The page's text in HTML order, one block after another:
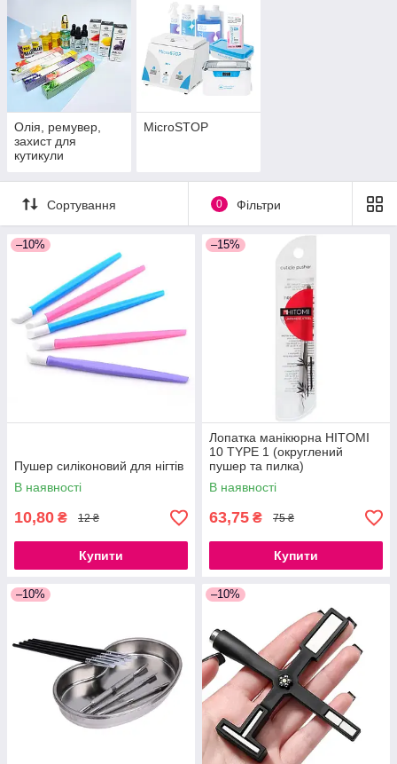
Олія, ремувер,
захист для
кутикули
MicroSTOP
Сортування 0 Фільтри
–10%
Пушер силіконовий для нігтів
В наявності
10,80 ₴ 12 ₴
Купити
–15%
Лопатка манікюрна HITOMI
10 TYPE 1 (округлений
пушер та пилка)
В наявності
63,75 ₴ 75 ₴
Купити
–10% –10%